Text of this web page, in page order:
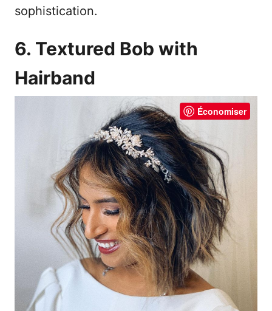
sophistication.
6. Textured Bob with
Hairband
Économiser